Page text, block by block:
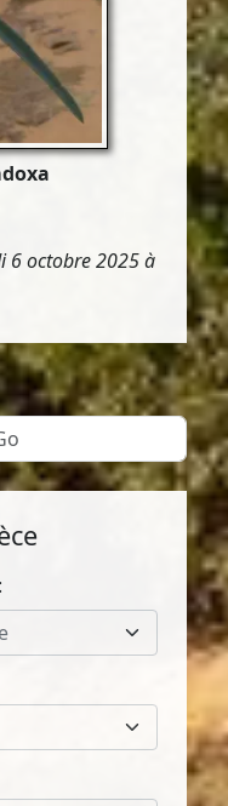
6 octobre 2025 à